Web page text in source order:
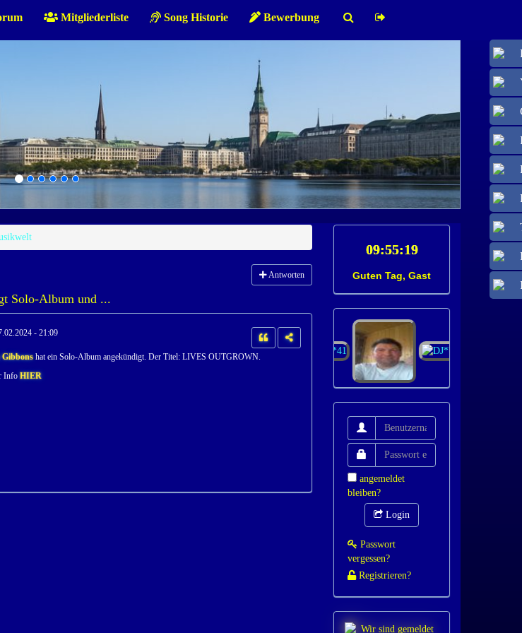
Mitgliederliste Song Historie Bewerbung
Antworten
Solo-Album und ...
- 21:09
Gibbonshat ein Solo-Album angekündigt. Der Titel: LIVES OUTGROWN.
Info HIER
Guten Tag, Gast
angemeldet
bleiben?
Login
Passwort
vergessen?
Registrieren?